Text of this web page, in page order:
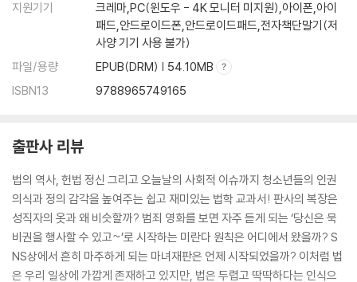
지원기기
크레마,PC(윈도우 - 4K 모니터 미지원),아이폰,아이
패드,안드로이드폰,안드로이드패드,전자책단말기(저
사양 기기 사용 불가)
파일/용량
EPUB(DRM) | 54.10MB
ISBN13
9788965749165
출판사 리뷰
법의 역사, 헌법 정신 그리고 오늘날의 사회적 이슈까지 청소년들의 인권
의식과 정의 감각을 높여주는 쉽고 재미있는 법학 교과서! 판사의 복장은
성직자의 옷과 왜 비슷할까? 범죄 영화를 보면 자주 듣게 되는 ‘당신은 묵
비권을 행사할 수 있고~’로 시작하는 미란다 원칙은 어디에서 왔을까? S
NS상에서 흔히 마주하게 되는 마녀재판은 언제 시작되었을까? 이처럼 법
은 우리 일상에 가깝게 존재하고 있지만, 법은 두렵고 딱딱하다는 인식으